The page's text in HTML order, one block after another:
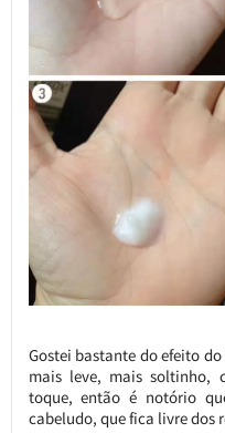
Gostei bastante do efeito
mais leve, mais soltinho,
toque, então é notório
cabeludo, que fica livre dos